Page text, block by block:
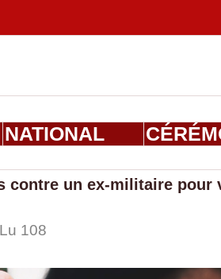
NATIONAL
contre un ex-militaire pour
108